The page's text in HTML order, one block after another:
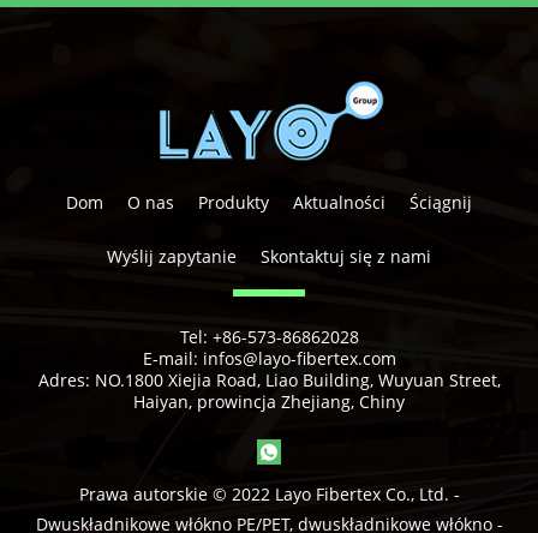
Dom O nas Produkty Aktualności Ściągnij
Wyślij zapytanie Skontaktuj się z nami
Tel: +86-573-86862028
E-mail: infos@layo-fibertex.com
Adres: NO.1800 Xiejia Road, Liao Building, Wuyuan Street,
Haiyan, prowincja Zhejiang, Chiny
Prawa autorskie © 2022 Layo Fibertex Co., Ltd. -
Dwuskładnikowe włókno PE/PET, dwuskładnikowe włókno -